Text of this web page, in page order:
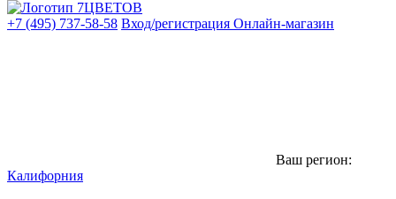
+7 (495) 737-58-58 Вход/регистрация Онлайн-магазин
Ваш регион:
Калифорния